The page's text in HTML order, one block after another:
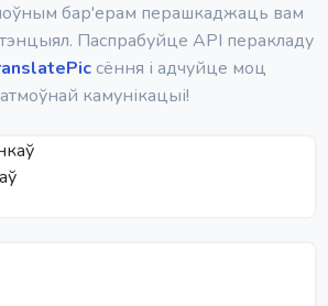
бар'ерам перашкаджаць вам
Паспрабуйце API перакладу
сёння і адчуйце моц
камунікацыі!